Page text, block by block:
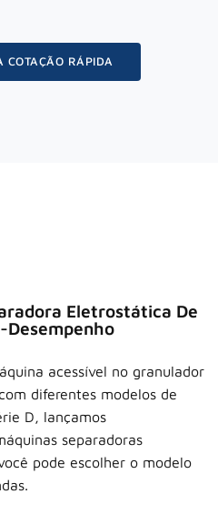
COTAÇÃO RÁPIDA
Eletrostática De
Desempenho
acessível no granulador
diferentes modelos de
D, lançamos
separadoras
pode escolher o modelo